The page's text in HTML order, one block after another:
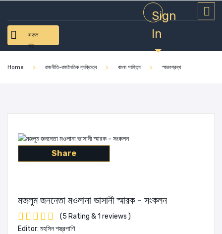
Sign
In
সকল
বই
Home রাজনীতি-রাজনৈতিক ব্যক্তিত্ব বাংলা সাহিত্য স্মারকগ্রন্থ
Share
মজলুম জননেতা মওলানা ভাসানী স্মারক - সংকলন
(5 Rating & 1 reviews )
Editor: মহসিন শস্ত্রপাণি